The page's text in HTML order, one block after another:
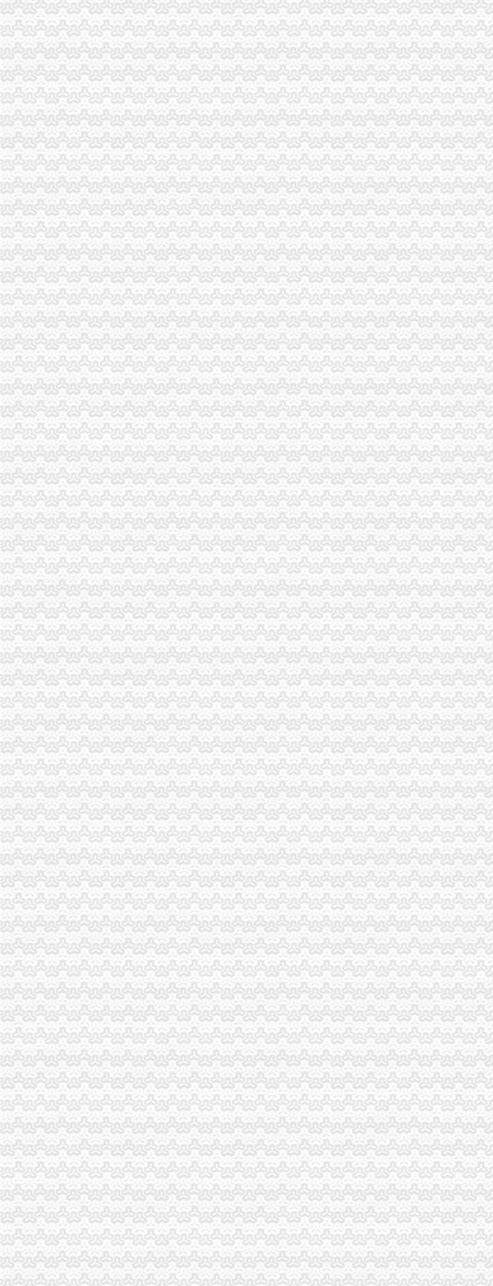
未来3年资本支出逾百亿南山集团中票融资8亿元_中国经济网——国家
南山控股拟收购控股股东旗下资产-中国金融信息网
深圳公司注册深圳注册公司深圳公司增资深圳增资代理深圳南山公司注
【南山公司增资】价格,厂家,图片,公司注册、年检、变更,深圳启
关于公司认购深圳南山宝生村镇银行股份有限公司增资股份的进展公告
深圳市南山增资低多少钱厂家-中科商务网-深圳市尚华企业管理咨
南山集团铝业3.5亿元增资美国子公司（转载）_百姓声音_天涯论坛_
南山企业增资、资产股权转让、一般纳税人转正包过！-深圳58同城
深圳福田公司增资|深圳南山公司增资|深圳罗湖公司增资|龙岗公司增资
供应深圳南山公司各类增资_志趣网
提供服务公司注册工商代理南山增资、南山公司增资、南山区图片_高
福田_罗湖_南山_宝安_龙岗_深圳公司增资_增资_增资增资-钱眼商
【深圳南山公司注册增资验资_企业注册验资_新公司注册验资】-深圳
原告杨远林诉被告湖南南山食品有限公司公司增资纠纷-判裁案例-
福田、罗湖、南山、龙岗、深圳公司增资、增资注册-深圳58同城
【深圳福田公司增资|深圳南山公司增资|深圳罗湖公司增资|垫资】价格_
【南山集团铝业增资扩产铝合金铸项目】据悉,为了应对在_南山铝
南山集团铝业增资扩产铝合金铸项目_南山集团_新浪博客
南山注册公司、深圳企业增资、深圳执照增资、代办深圳公司
南山集团境外增资项目获批|山东省商务厅
南山控股：深圳市南山房地产开发有限公司拟增资深圳市赤湾房地产开
南山企业增资踊跃龙珠院增资500万美元,今年8月试业_新闻中心_
www.51szcaiwu.com深圳公司注册深圳注册公司深圳公司增资深圳增资
速度决定生力福田罗湖南山公司增资快速代办-钱眼产品
【图】2016深圳南山超摆帐显账增资可银行流水_成都公司注册
山东南山铝业股份有限公司增资南山美国先进铝技术有限责任公司建设
【深圳南山注册验资增资_代办验资增资_企业验资增资】-深圳赶集网
南山铝业拟对控股子公司氧化铝公司增资1,875万美元_铝型材-中国建
董你好,请问去年南山控股拟增资控股赤湾地产的计划目前进展如
南山营业执照南山公司注册南山增资1000元办理-深圳58同城
南山区3亿元增资扶持总部经济可获300万_房产资讯-深圳房天下
南山华冠铝材增资项目近日获批_型材专区_幕墙网
深圳公司增资增加注册资金深圳企业公司2015优惠季_深圳东来迎紫企
福田罗湖南山宝安龙岗公司注册增资变更年检代理记帐-钱眼商机
增资完成_南山控股（002314）股吧_东方财富网股吧
公司注册,福田罗湖南山宝安龙华龙岗增资注册工商变更深圳工商年检
深圳南山代理企业增资,企业变更,个体户代办营业执照-爱喇叭网
福田、罗湖、南山、宝安、深圳公司注册、增资变更-阿里巴巴
福田_罗湖_南山_宝安_龙岗_深圳公司增资_增资_增资增资
南山公司增资减资南山公司增资减资_志趣网
深圳南山前海蛇口外资外商企业如何办理增资手续？_天恒信财税_新浪
京山轻机：关于对深圳市慧大成智能科技有限公司进行增资的公告_京
[公告]南山控股：深圳市南山房地产开发有限公司拟增资深圳市赤湾房
【宝安营业执照补资、宝安企业增资、南山公司增资、罗湖公司营业执
南山收购公司、南山转让、南山增资南山申请一般纳税人-深圳58同城
中国南山开发集团_互动百科
公司营业执照转让、变更、增资,补资事宜（南山.宝安.福田）_网商之
山东烟台南山华冠铝材有限公司增资项目近日获批_财经新闻2（财经新
中国南山开发集团-搜百科
南山集团仍难控股烟台银行-经济导报数字报
【福田罗湖南山宝安龙岗深圳公司注册增资变更代理记帐】价
南山集团有限公司|公司|券|发行人_新浪财经_新浪网